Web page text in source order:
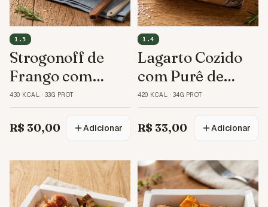
1.3
Strogonoff de
Frango com
Quinoa
430 KCAL · 33G PROT
R$ 30,00 Adicionar
1.4
Lagarto Cozido
com Purê de
Abóbora
420 KCAL · 34G PROT
R$ 33,00 Adicionar